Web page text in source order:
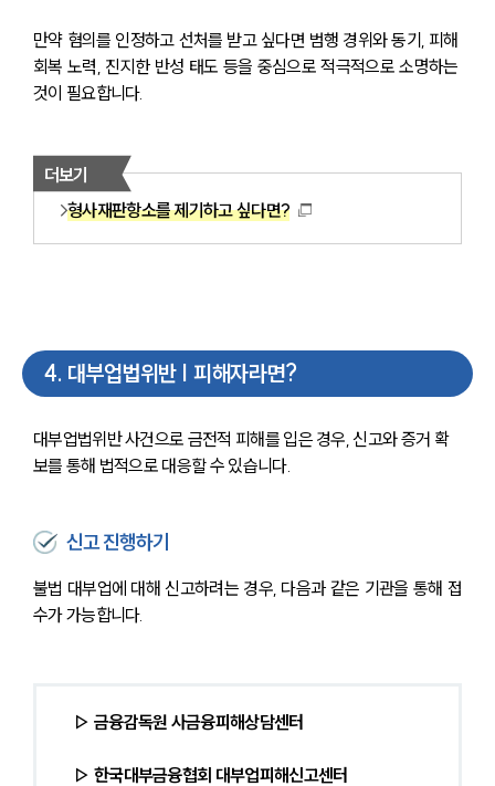
만약 혐의를 인정하고 선처를 받고 싶다면 범행 경위와 동기, 피해
회복 노력, 진지한 반성 태도 등을 중심으로 적극적으로 소명하는
것이 필요합니다.
더보기
형사재판항소를 제기하고 싶다면?
4. 대부업법위반 | 피해자라면?
대부업법위반 사건으로 금전적 피해를 입은 경우, 신고와 증거 확
보를 통해 법적으로 대응할 수 있습니다.
신고 진행하기
불법 대부업에 대해 신고하려는 경우, 다음과 같은 기관을 통해 접
수가 가능합니다.
▷ 금융감독원 사금융피해상담센터
▷ 한국대부금융협회 대부업피해신고센터